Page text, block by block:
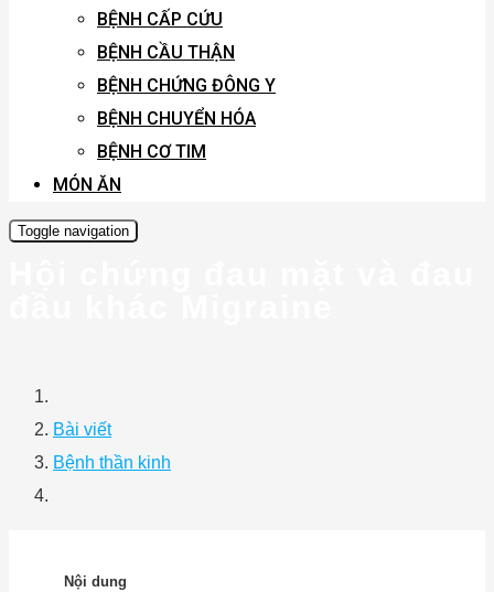
BỆNH CẤP CỨU
BỆNH CẦU THẬN
BỆNH CHỨNG ĐÔNG Y
BỆNH CHUYỂN HÓA
BỆNH CƠ TIM
MÓN ĂN
Toggle navigation
Bài viết
Bệnh thần kinh
Nội dung